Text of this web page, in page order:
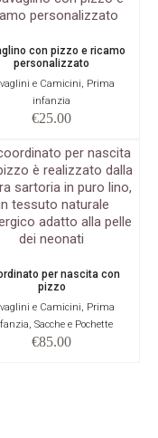
con pizzo e ricamo
personalizzato
e Camicini, Prima
infanzia
€25.00
per nascita con
pizzo
e Camicini, Prima
Sacche e Pochette
€85.00